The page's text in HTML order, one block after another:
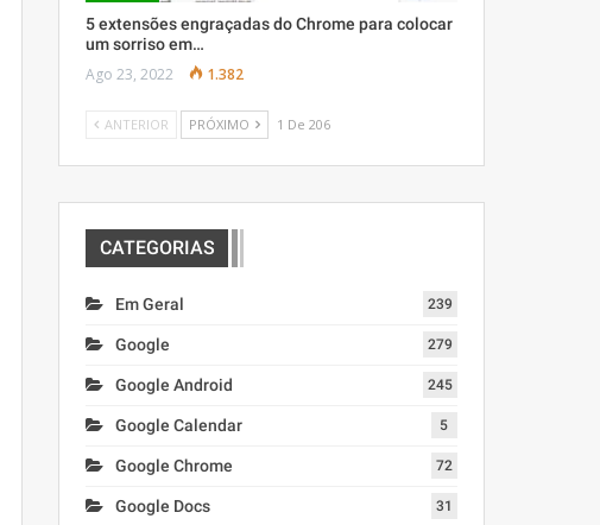
5 extensões engraçadas do Chrome para colocar
um sorriso em…
Ago 23, 2022 1.382
ANTERIOR PRÓXIMO 1 De 206
CATEGORIAS
Em Geral 239
Google 279
Google Android 245
Google Calendar 5
Google Chrome 72
Google Docs 31